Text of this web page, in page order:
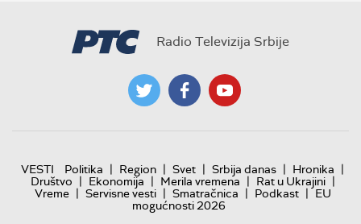
Radio Televizija Srbije
VESTI Politika | Region | Svet | Srbija danas | Hronika |
Društvo | Ekonomija | Merila vremena | Rat u Ukrajini |
Vreme | Servisne vesti | Smatračnica | Podkast | EU
mogućnosti 2026